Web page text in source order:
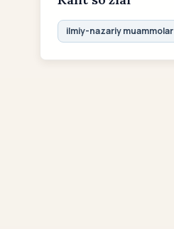
ilmiy-nazariy muammolar